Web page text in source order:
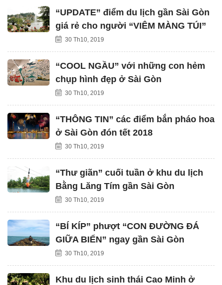
“UPDATE” điểm du lịch gần Sài Gòn
giá rẻ cho người “VIÊM MÀNG TÚI”
30 Th10, 2019
“COOL NGẦU” với những con hẻm
chụp hình đẹp ở Sài Gòn
30 Th10, 2019
“THÔNG TIN” các điểm bắn pháo hoa
ở Sài Gòn đón tết 2018
30 Th10, 2019
“Thư giãn” cuối tuần ở khu du lịch
Bằng Lăng Tím gần Sài Gòn
30 Th10, 2019
“BÍ KÍP” phượt “CON ĐƯỜNG ĐÁ
GIỮA BIỂN” ngay gần Sài Gòn
30 Th10, 2019
Khu du lịch sinh thái Cao Minh ở